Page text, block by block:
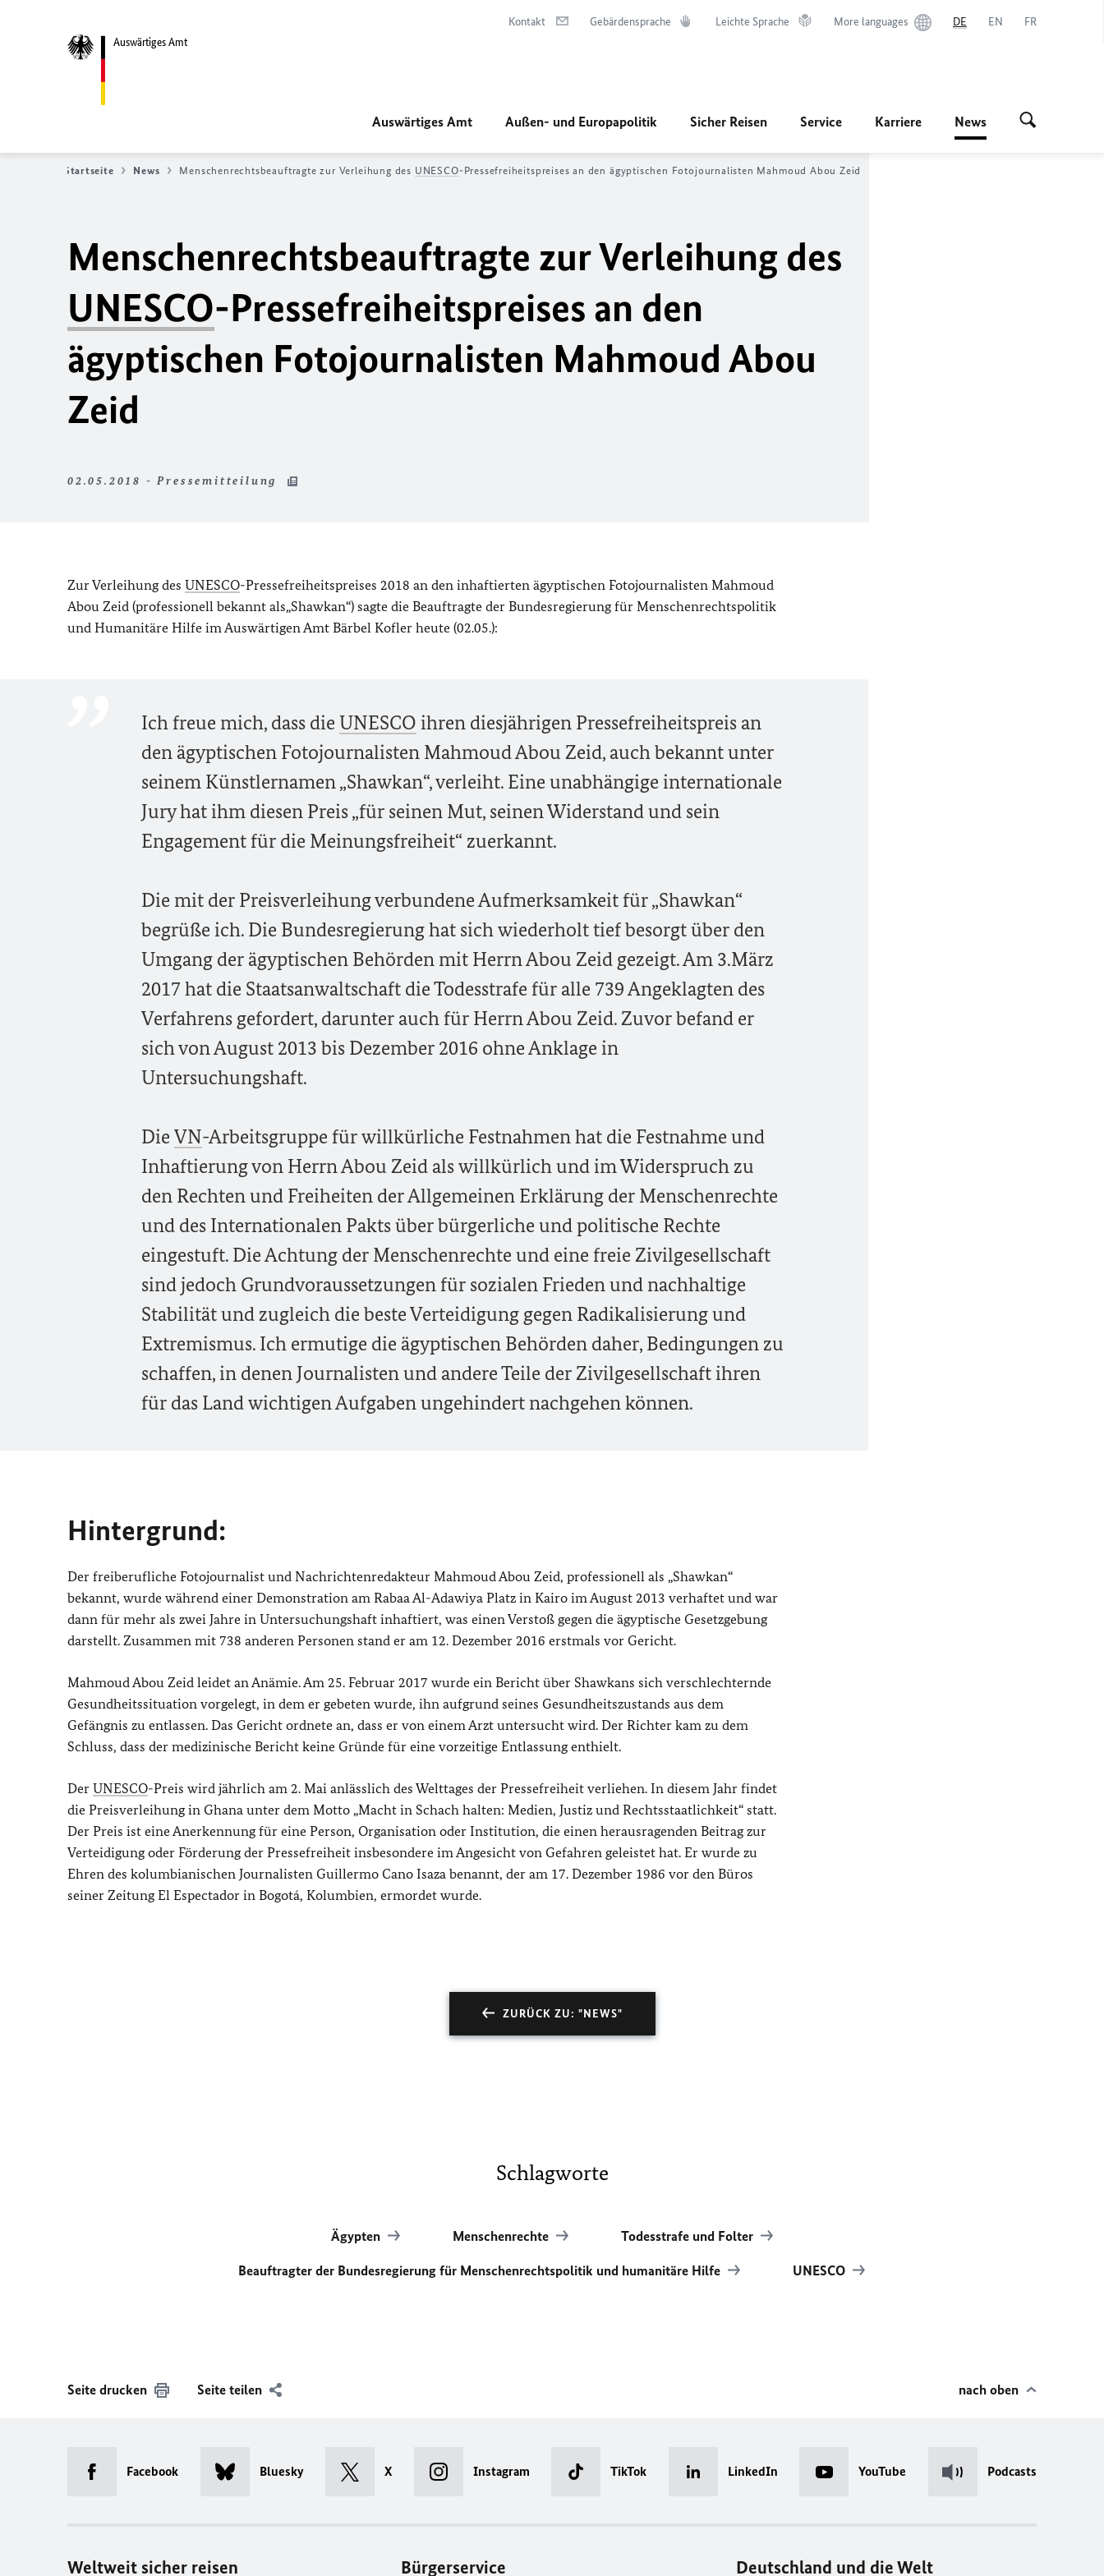
Auswärtiges Amt
Kontakt Gebärdensprache Leichte Sprache More languages DE EN FR
Auswärtiges Amt Außen- und Europapolitik Sicher Reisen Service Karriere News
Startseite News Menschenrechtsbeauftragte zur Verleihung des UNESCO-Pressefreiheitspreises an den ägyptischen Fotojournalisten Mahmoud Abou Zeid
Menschenrechtsbeauftragte zur Verleihung des
UNESCO-Pressefreiheitspreises an den
ägyptischen Fotojournalisten Mahmoud Abou
Zeid
02.05.2018 - Pressemitteilung
Zur Verleihung des UNESCO-Pressefreiheitspreises 2018 an den inhaftierten ägyptischen Fotojournalisten Mahmoud
Abou Zeid (professionell bekannt als„Shawkan“) sagte die Beauftragte der Bundesregierung für Menschenrechtspolitik
und Humanitäre Hilfe im Auswärtigen Amt Bärbel Kofler heute (02.05.):
Ich freue mich, dass die UNESCO ihren diesjährigen Pressefreiheitspreis an
den ägyptischen Fotojournalisten Mahmoud Abou Zeid, auch bekannt unter
seinem Künstlernamen „Shawkan“, verleiht. Eine unabhängige internationale
Jury hat ihm diesen Preis „für seinen Mut, seinen Widerstand und sein
Engagement für die Meinungsfreiheit“ zuerkannt.
Die mit der Preisverleihung verbundene Aufmerksamkeit für „Shawkan“
begrüße ich. Die Bundesregierung hat sich wiederholt tief besorgt über den
Umgang der ägyptischen Behörden mit Herrn Abou Zeid gezeigt. Am 3.März
2017 hat die Staatsanwaltschaft die Todesstrafe für alle 739 Angeklagten des
Verfahrens gefordert, darunter auch für Herrn Abou Zeid. Zuvor befand er
sich von August 2013 bis Dezember 2016 ohne Anklage in
Untersuchungshaft.
Die VN-Arbeitsgruppe für willkürliche Festnahmen hat die Festnahme und
Inhaftierung von Herrn Abou Zeid als willkürlich und im Widerspruch zu
den Rechten und Freiheiten der Allgemeinen Erklärung der Menschenrechte
und des Internationalen Pakts über bürgerliche und politische Rechte
eingestuft. Die Achtung der Menschenrechte und eine freie Zivilgesellschaft
sind jedoch Grundvoraussetzungen für sozialen Frieden und nachhaltige
Stabilität und zugleich die beste Verteidigung gegen Radikalisierung und
Extremismus. Ich ermutige die ägyptischen Behörden daher, Bedingungen zu
schaffen, in denen Journalisten und andere Teile der Zivilgesellschaft ihren
für das Land wichtigen Aufgaben ungehindert nachgehen können.
Hintergrund:
Der freiberufliche Fotojournalist und Nachrichtenredakteur Mahmoud Abou Zeid, professionell als „Shawkan“
bekannt, wurde während einer Demonstration am Rabaa Al-Adawiya Platz in Kairo im August 2013 verhaftet und war
dann für mehr als zwei Jahre in Untersuchungshaft inhaftiert, was einen Verstoß gegen die ägyptische Gesetzgebung
darstellt. Zusammen mit 738 anderen Personen stand er am 12. Dezember 2016 erstmals vor Gericht.
Mahmoud Abou Zeid leidet an Anämie. Am 25. Februar 2017 wurde ein Bericht über Shawkans sich verschlechternde
Gesundheitssituation vorgelegt, in dem er gebeten wurde, ihn aufgrund seines Gesundheitszustands aus dem
Gefängnis zu entlassen. Das Gericht ordnete an, dass er von einem Arzt untersucht wird. Der Richter kam zu dem
Schluss, dass der medizinische Bericht keine Gründe für eine vorzeitige Entlassung enthielt.
Der UNESCO-Preis wird jährlich am 2. Mai anlässlich des Welttages der Pressefreiheit verliehen. In diesem Jahr findet
die Preisverleihung in Ghana unter dem Motto „Macht in Schach halten: Medien, Justiz und Rechtsstaatlichkeit“ statt.
Der Preis ist eine Anerkennung für eine Person, Organisation oder Institution, die einen herausragenden Beitrag zur
Verteidigung oder Förderung der Pressefreiheit insbesondere im Angesicht von Gefahren geleistet hat. Er wurde zu
Ehren des kolumbianischen Journalisten Guillermo Cano Isaza benannt, der am 17. Dezember 1986 vor den Büros
seiner Zeitung El Espectador in Bogotá, Kolumbien, ermordet wurde.
ZURÜCK ZU: "NEWS"
Schlagworte
Ägypten Menschenrechte Todesstrafe und Folter
Beauftragter der Bundesregierung für Menschenrechtspolitik und humanitäre Hilfe UNESCO
Seite drucken Seite teilen nach oben
Facebook Bluesky X Instagram TikTok LinkedIn YouTube Podcasts
Weltweit sicher reisen Bürgerservice Deutschland und die Welt